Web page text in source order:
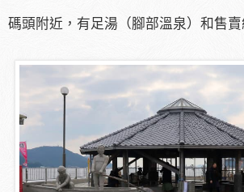
碼頭附近，有足湯（腳部溫泉）和售賣